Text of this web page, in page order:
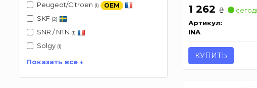
Peugeot/Citroen (1) OEM
SKF (2)
SNR / NTN (1)
Solgy (1)
Показать все ↓
1 262 ₴
Артикул:
INA
КУПИТЬ